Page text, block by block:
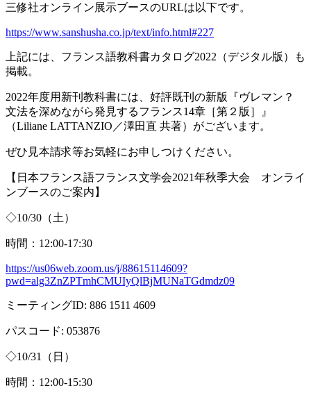
三修社オンライン展示ブースのURLは以下です。
https://www.sanshusha.co.jp/text/info.html#227
上記には、フランス語教科書カタログ2022 （デジタル版）も
掲載。
2022年度用新刊教科書には、好評既刊の新版『ヴレマン？
文法を深めながら発見するフランス14章［第２版］』
（Liliane LATTANZIO ／澤田直 共著）がございます。
ぜひ見本請求等お気軽にお申しつけください。
【日本フランス語フランス文学会2021年秋季大会 オンライ
ンブースのご案内】
◇10/30 （土）
時間： 12:00-17:30
https://us06web.zoom.us/j/88615114609?
pwd=alg3ZnZPTmhCMUIyQlBjMUNaTGdmdz09
ミーティングID: 886 1511 4609
パスコード: 053876
◇10/31 （日）
時間： 12:00-15:30